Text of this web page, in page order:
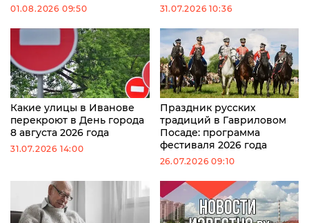
01.08.2026 09:50 31.07.2026 10:36
Какие улицы в Иванове
перекроют в День города
8 августа 2026 года
31.07.2026 14:00
Праздник русских
традиций в Гавриловом
Посаде: программа
фестиваля 2026 года
26.07.2026 09:10